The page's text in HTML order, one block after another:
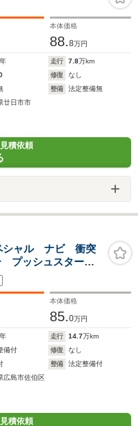
本体価格
88.8万円
年 走行 7.8万km
修復
なし
整備
法定整備無
廿日市市
積依頼
シャル ナビ 衝突
プッシュスター
タイム4WD
本体価格
85.0万円
年 走行 14.7万km
備付 修復
なし
整備
法定整備付
広島市佐伯区
積依頼